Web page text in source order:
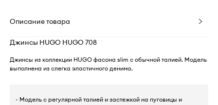
Описание товара
Джинсы HUGO HUGO 708
Джинсы из коллекции HUGO фасона slim с обычной талией. Модель
выполнена из слегка эластичного денима.
- Модель с регулярной талией и застежкой на пуговицы и